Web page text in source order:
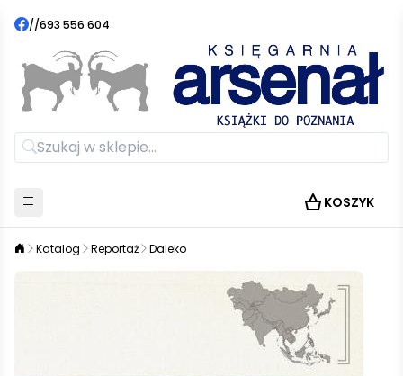
//693 556 604
KOSZYK
Katalog Reportaż Daleko